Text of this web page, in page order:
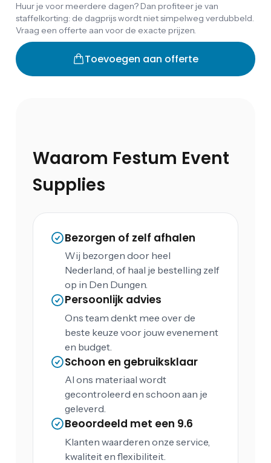
Huur je voor meerdere dagen? Dan profiteer je van
staffelkorting: de dagprijs wordt niet simpelweg verdubbeld.
Vraag een offerte aan voor de exacte prijzen.
Toevoegen aan offerte
Waarom Festum Event
Supplies
Bezorgen of zelf afhalen
Wij bezorgen door heel
Nederland, of haal je bestelling zelf
op in Den Dungen.
Persoonlijk advies
Ons team denkt mee over de
beste keuze voor jouw evenement
en budget.
Schoon en gebruiksklaar
Al ons materiaal wordt
gecontroleerd en schoon aan je
geleverd.
Beoordeeld met een 9.6
Klanten waarderen onze service,
kwaliteit en flexibiliteit.